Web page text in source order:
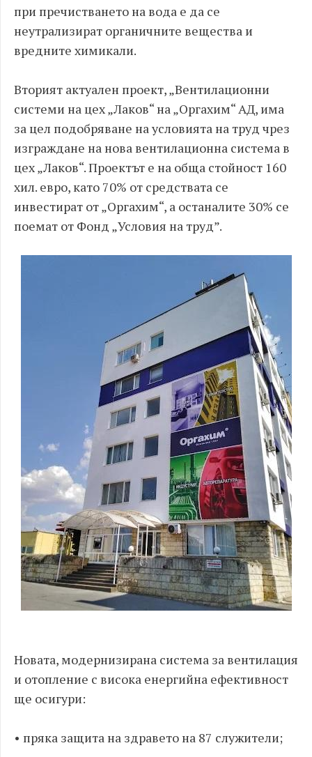
при пречистването на вода е да се
неутрализират органичните вещества и
вредните химикали.
Вторият актуален проект, „Вентилационни
системи на цех „Лаков“ на „Оргахим“ АД, има
за цел подобряване на условията на труд чрез
изграждане на нова вентилационна система в
цех „Лаков“. Проектът е на обща стойност 160
хил. евро, като 70% от средствата се
инвестират от „Оргахим“, а останалите 30% се
поемат от Фонд „Условия на труд”.
Новата, модернизирана система за вентилация
и отопление с висока енергийна ефективност
ще осигури:
• пряка защита на здравето на 87 служители;